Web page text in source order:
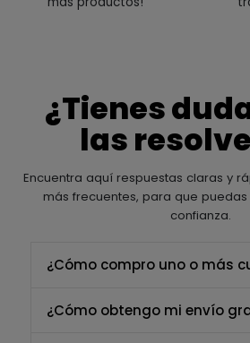
¿Tienes
las
Encuentra aquí respuestas claras y
más frecuentes, para que
confianza.
¿Cómo compro uno o más
¿Cómo obtengo mi envío